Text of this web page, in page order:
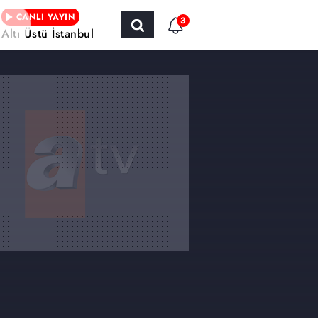
CANLI YAYIN
Altı Üstü İstanbul
3